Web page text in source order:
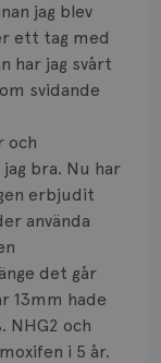
jag blev
ett tag med
har jag svårt
svidande
och
bra. Nu har
erbjudit
använda
det går
13mm hade
NHG2 och
i 5 år.